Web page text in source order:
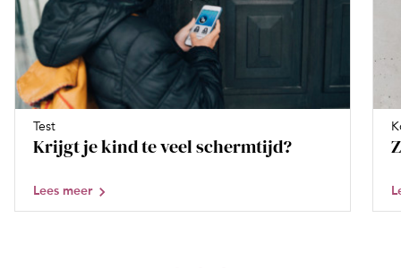
Test
Krijgt je kind te veel schermtijd?
Lees meer